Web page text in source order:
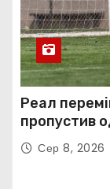
Реал
пропустив
Сер 8, 2026